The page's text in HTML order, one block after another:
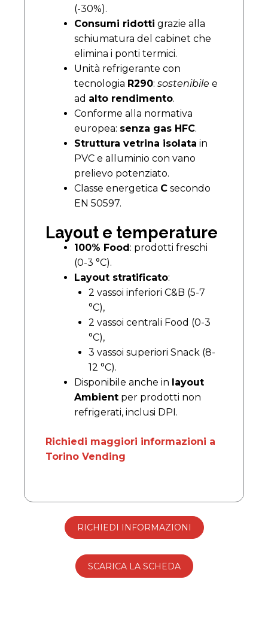
(-30%).
Consumi ridotti grazie alla
schiumatura del cabinet che
elimina i ponti termici.
Unità refrigerante con
tecnologia R290: sostenibile e
ad alto rendimento.
Conforme alla normativa
europea: senza gas HFC.
Struttura vetrina isolata in
PVC e alluminio con vano
prelievo potenziato.
Classe energetica C secondo
EN 50597.
Layout e temperature
100% Food: prodotti freschi
(0-3 °C).
Layout stratificato:
2 vassoi inferiori C&B (5-7
°C),
2 vassoi centrali Food (0-3
°C),
3 vassoi superiori Snack (8-
12 °C).
Disponibile anche in layout
Ambient per prodotti non
refrigerati, inclusi DPI.
Richiedi maggiori informazioni a
Torino Vending
RICHIEDI INFORMAZIONI
SCARICA LA SCHEDA